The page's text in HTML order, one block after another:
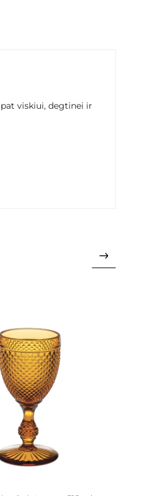
viskiui, degtinei ir